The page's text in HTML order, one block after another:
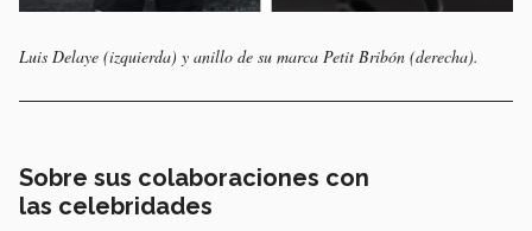
Luis Delaye (izquierda) y anillo de su marca Petit Bribón (derecha).
Sobre sus colaboraciones con
las celebridades